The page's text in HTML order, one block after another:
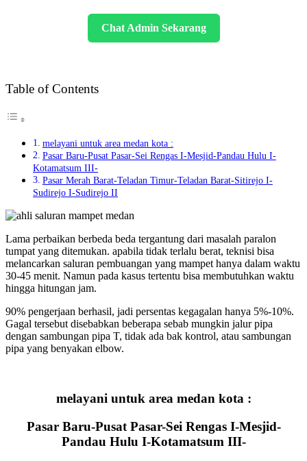
Chat Admin Sekarang
Table of Contents
melayani untuk area medan kota :
Pasar Baru-Pusat Pasar-Sei Rengas I-Mesjid-Pandau Hulu I-
Kotamatsum III-
Pasar Merah Barat-Teladan Timur-Teladan Barat-Sitirejo I-
Sudirejo I-Sudirejo II
Lama perbaikan berbeda beda tergantung dari masalah paralon
tumpat yang ditemukan. apabila tidak terlalu berat, teknisi bisa
melancarkan saluran pembuangan yang mampet hanya dalam waktu
30-45 menit. Namun pada kasus tertentu bisa membutuhkan waktu
hingga hitungan jam.
90% pengerjaan berhasil, jadi persentas kegagalan hanya 5%-10%.
Gagal tersebut disebabkan beberapa sebab mungkin jalur pipa
dengan sambungan pipa T, tidak ada bak kontrol, atau sambungan
pipa yang benyakan elbow.
melayani untuk area medan kota :
Pasar Baru-Pusat Pasar-Sei Rengas I-Mesjid-
Pandau Hulu I-Kotamatsum III-